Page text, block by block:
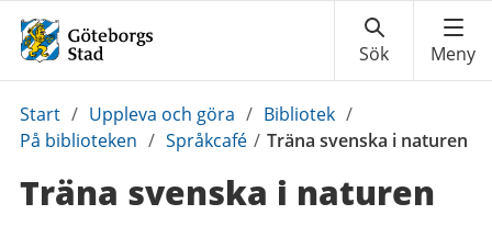
Du
är
Start / Uppleva och göra / Bibliotek /
På biblioteken / Språkcafé / Träna svenska i naturen
Träna svenska i naturen